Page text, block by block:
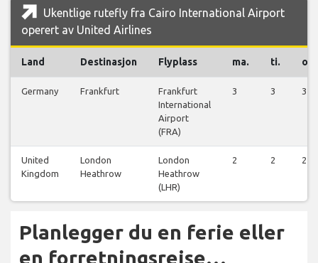
Ukentlige rutefly fra Cairo International Airport
operert av United Airlines
Land Destinasjon Flyplass ma. ti. on.
Germany Frankfurt
Frankfurt
International
Airport
(FRA)
3 3 3
United
Kingdom
London
Heathrow
London
Heathrow
(LHR)
2 2 2
Planlegger du en ferie eller
en forretningsreise…